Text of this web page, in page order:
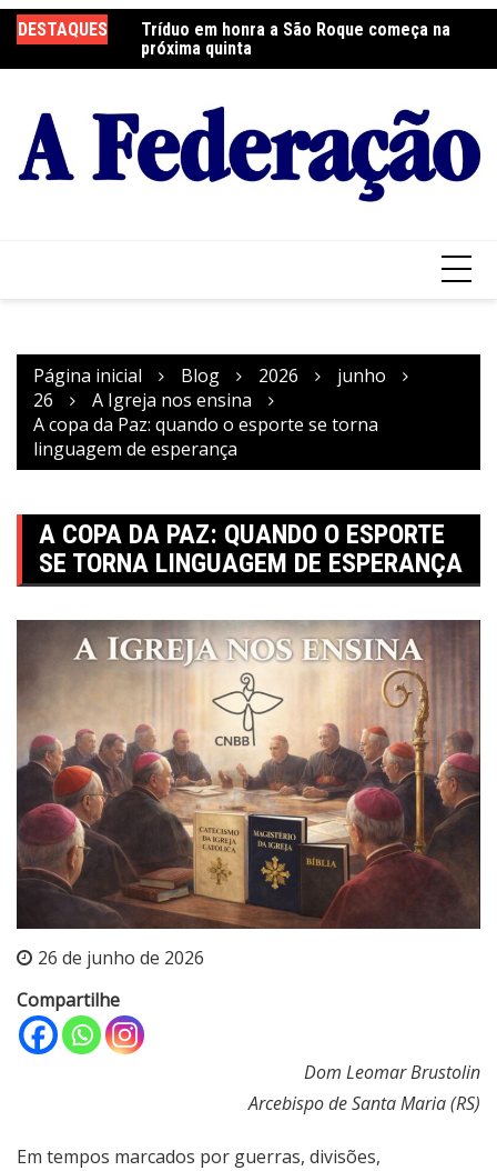
para
o
DESTAQUES
Tríduo em honra a São Roque começa na
próxima quinta
Franciscanos Seculares realizam ação
solidária
Página inicial Blog 2026
junho
26
A Igreja nos ensina
A copa da Paz: quando o esporte se torna
linguagem de esperança
A COPA DA PAZ: QUANDO O ESPORTE
SE TORNA LINGUAGEM DE ESPERANÇA
26 de junho de 2026
Compartilhe
Dom Leomar Brustolin
Arcebispo de Santa Maria (RS)
Em tempos marcados por guerras, divisões,